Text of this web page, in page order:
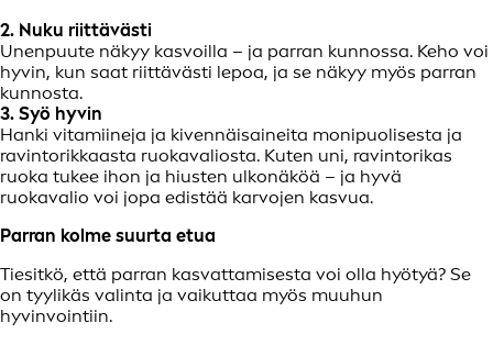
2. Nuku riittävästi
Unenpuute näkyy kasvoilla – ja parran kunnossa. Keho voi
hyvin, kun saat riittävästi lepoa, ja se näkyy myös parran
kunnosta.
3. Syö hyvin
Hanki vitamiineja ja kivennäisaineita monipuolisesta ja
ravintorikkaasta ruokavaliosta. Kuten uni, ravintorikas
ruoka tukee ihon ja hiusten ulkonäköä – ja hyvä
ruokavalio voi jopa edistää karvojen kasvua.
Parran kolme suurta etua
Tiesitkö, että parran kasvattamisesta voi olla hyötyä? Se
on tyylikäs valinta ja vaikuttaa myös muuhun
hyvinvointiin.